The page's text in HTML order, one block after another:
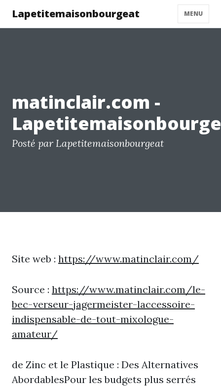
Lapetitemaisonbourgeat MENU
matinclair.com -
Posté par Lapetitemaisonbourgeat
Site web : https://www.matinclair.com/
Source : https://www.matinclair.com/le-
bec-verseur-jagermeister-laccessoire-
indispensable-de-tout-mixologue-
amateur/
de Zinc et le Plastique : Des Alternatives
AbordablesPour les budgets plus serrés